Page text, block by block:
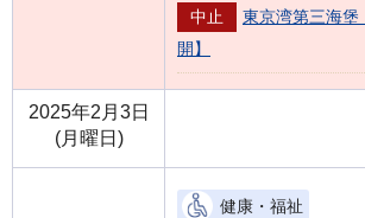
中止
東京湾第三海堡
開】
2025年2月3日
(月曜日)
健康・福祉